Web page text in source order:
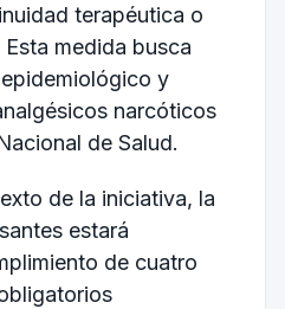
terapéutica o
medida busca
y
narcóticos
de Salud.
de la iniciativa, la
estará
de cuatro